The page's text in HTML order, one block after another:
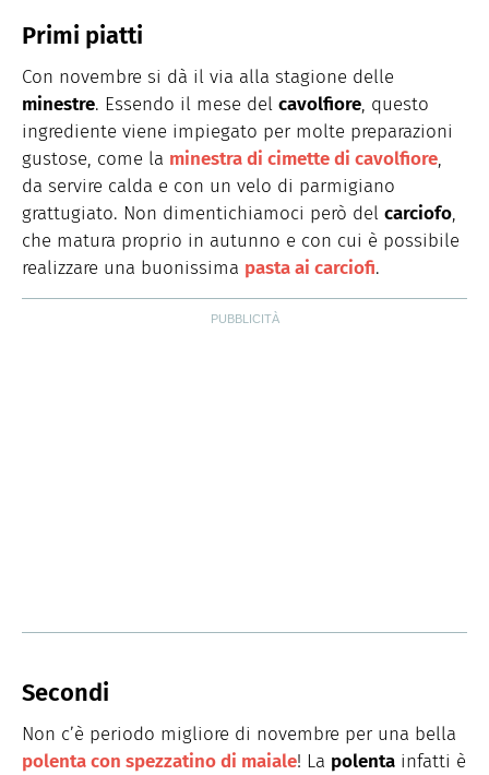
Primi piatti
Con novembre si dà il via alla stagione delle
minestre. Essendo il mese del cavolfiore, questo
ingrediente viene impiegato per molte preparazioni
gustose, come la minestra di cimette di cavolfiore,
da servire calda e con un velo di parmigiano
grattugiato. Non dimentichiamoci però del carciofo,
che matura proprio in autunno e con cui è possibile
realizzare una buonissima pasta ai carciofi.
Secondi
Non c’è periodo migliore di novembre per una bella
polenta con spezzatino di maiale! La polenta infatti è